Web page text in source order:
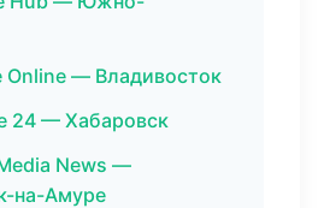
Online — Владивосток
24 — Хабаровск
News —
на-Амуре